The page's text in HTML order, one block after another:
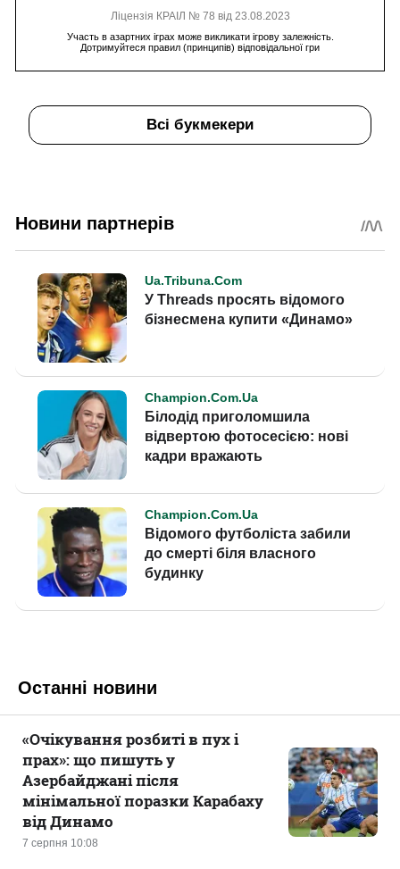
Ліцензія КРАІЛ № 78 від 23.08.2023
Участь в азартних іграх може викликати ігрову залежність.
Дотримуйтеся правил (принципів) відповідальної гри
Всі букмекери
Останні новини
7 серпня 10:08
«Очікування розбиті в пух і
прах»: що пишуть у
Азербайджані після
мінімальної поразки Карабаху
від Динамо